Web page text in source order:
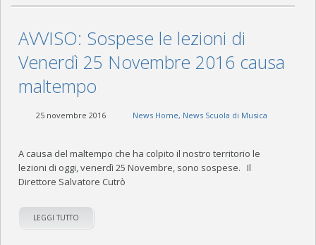
AVVISO: Sospese le lezioni di
Venerdì 25 Novembre 2016 causa
maltempo
25 novembre 2016 News Home, News Scuola di Musica
A causa del maltempo che ha colpito il nostro territorio le
lezioni di oggi, venerdì 25 Novembre, sono sospese. Il
Direttore Salvatore Cutrò
LEGGI TUTTO